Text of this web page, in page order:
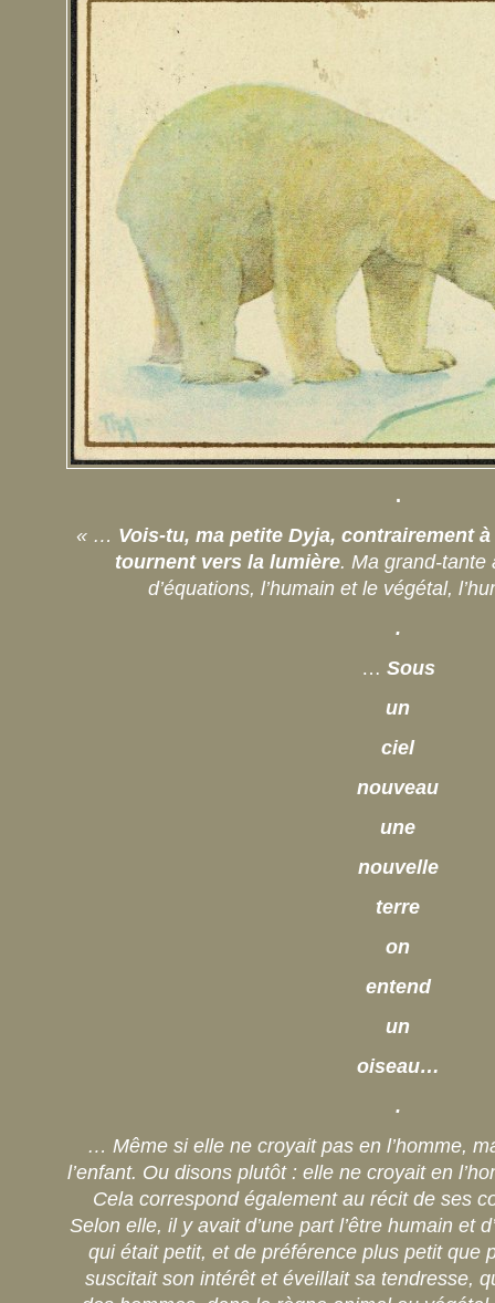
.
« … Vois-tu, ma petite Dyja, contrairement
tournent vers la lumière. Ma grand-tante
d’équations, l’humain et le végétal,
.
… Sous
un
ciel
nouveau
une
nouvelle
terre
on
entend
un
oiseau…
.
… Même si elle ne croyait pas en l’homme,
l’enfant. Ou disons plutôt : elle ne croyait en
Cela correspond également au récit de ses
Selon elle, il y avait d’une part l’être humain et
qui était petit, et de préférence plus petit que
suscitait son intérêt et éveillait sa tendresse,